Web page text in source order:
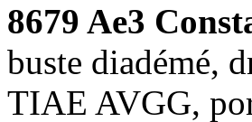
8679 Ae3
buste diadémé,
TIAE AVGG,